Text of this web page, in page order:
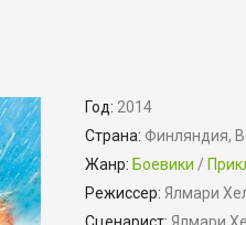
Год: 2014
Страна: Финляндия,
Жанр: Боевики /
Режиссер: Ялмари